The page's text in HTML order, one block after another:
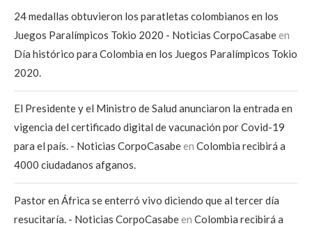
24 medallas obtuvieron los paratletas colombianos en los
Juegos Paralímpicos Tokio 2020 - Noticias CorpoCasabeen
Día histórico para Colombia en los Juegos Paralímpicos Tokio
2020.
El Presidente y el Ministro de Salud anunciaron la entrada en
vigencia del certificado digital de vacunación por Covid-19
para el país. - Noticias CorpoCasabeen Colombia recibirá a
4000 ciudadanos afganos.
Pastor en África se enterró vivo diciendo que al tercer día
resucitaría. - Noticias CorpoCasabeen Colombia recibirá a